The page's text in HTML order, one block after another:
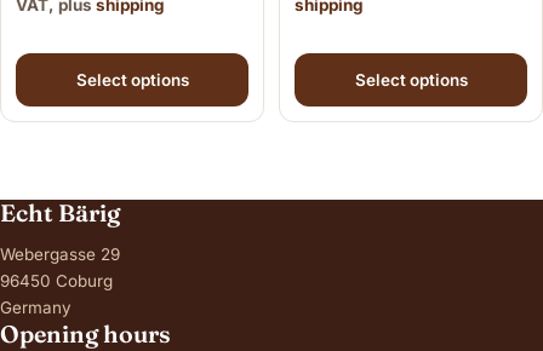
VAT, plus shipping
Select options
This product has multiple variants. The options may
shipping
Select options
This product has
Echt Bärig
Webergasse 29
96450 Coburg
Germany
Opening hours